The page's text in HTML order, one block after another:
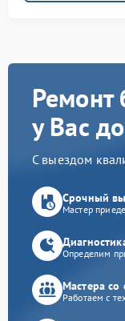
Ремонт
у Вас
С выездом
Срочный
Мастер
Определим
Мастера со
Работаем с